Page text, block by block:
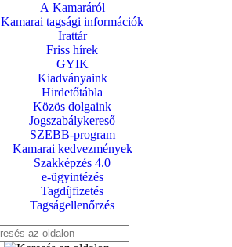
A Kamaráról
Kamarai tagsági információk
Irattár
Friss hírek
GYIK
Kiadványaink
Hirdetőtábla
Közös dolgaink
Jogszabálykereső
SZEBB-program
Kamarai kedvezmények
Szakképzés 4.0
e-ügyintézés
Tagdíjfizetés
Tagságellenőrzés